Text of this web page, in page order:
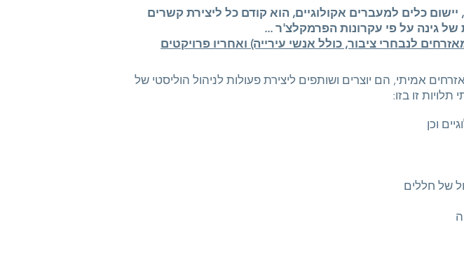
מתן מענה רלוונטי לאתגרים הסביבתיים והחברתיים של המאה ה -21, יישום כלים למעברים אקולוגיים, הוא קודם כל ליצירת קשרים
גינה על פי עקרונות הפרמקלצ'ר ...
לנבחרי ציבור, כולל אנשי עירייה) ואחריו פרויקטים
אמיתי, הם יוצרים ושותפים ליצירת פעולות לניהול הוליסטי של
זו בזו:
וכן
של חללים